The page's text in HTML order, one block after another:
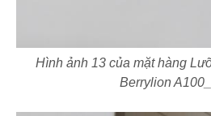
Hình ảnh 13 của mặt hàng
Berrylion